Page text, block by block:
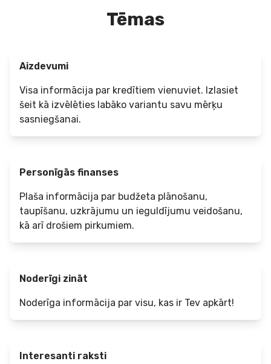
Tēmas
Aizdevumi
Visa informācija par kredītiem vienuviet. Izlasiet
šeit kā izvēlēties labāko variantu savu mērķu
sasniegšanai.
Personīgās finanses
Plaša informācija par budžeta plānošanu,
taupīšanu, uzkrājumu un ieguldījumu veidošanu,
kā arī drošiem pirkumiem.
Noderīgi zināt
Noderīga informācija par visu, kas ir Tev apkārt!
Interesanti raksti